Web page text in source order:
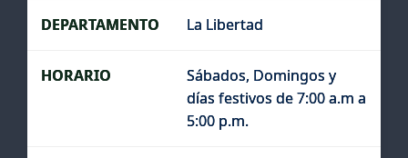
La Libertad
Sábados, Domingos y
días festivos de 7:00 a.m a
5:00 p.m.